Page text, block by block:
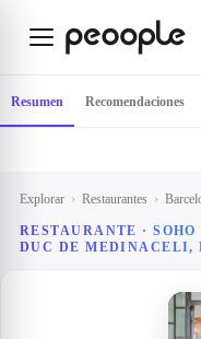
Explorar › Restaurantes ›
RESTAURANTE ·
DUC DE MEDINACELI,
Resumen Recomendaciones